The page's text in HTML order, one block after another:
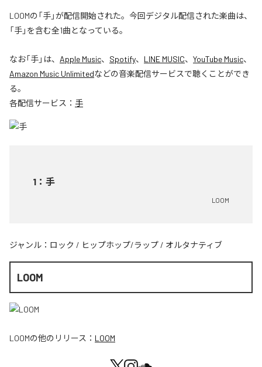
LOOMの「手」が配信開始された。今回デジタル配信された楽曲は、
「手」を含む全1曲となっている。
なお「手」は、 Apple Music、 Spotify、 LINE MUSIC、 YouTube Music、
Amazon Music Unlimitedなどの音楽配信サービスで聴くことができ
る。
各配信サービス： 手
1 ： 手
LOOM
ジャンル： ロック / ヒップホップ/ラップ / オルタナティブ
LOOM
LOOMの他のリリース： LOOM